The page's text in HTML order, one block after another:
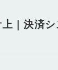
｜決済